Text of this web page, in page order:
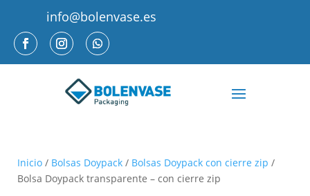
info@bolenvase.es
Inicio / Bolsas Doypack / Bolsas Doypack con cierre zip /
Bolsa Doypack transparente – con cierre zip